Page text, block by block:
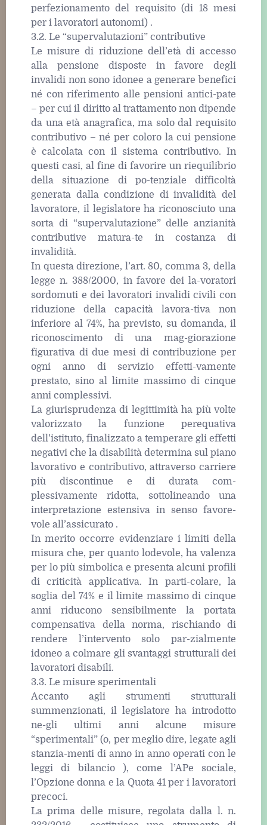
perfezionamento del requisito (di 18 mesi
per i lavoratori autonomi) .
3.2. Le “supervalutazioni” contributive
Le misure di riduzione dell’età di accesso
alla pensione disposte in favore degli
invalidi non sono idonee a generare benefici
né con riferimento alle pensioni antici-pate
– per cui il diritto al trattamento non dipende
da una età anagrafica, ma solo dal requisito
contributivo – né per coloro la cui pensione
è calcolata con il sistema contributivo. In
questi casi, al fine di favorire un riequilibrio
della situazione di po-tenziale difficoltà
generata dalla condizione di invalidità del
lavoratore, il legislatore ha riconosciuto una
sorta di “supervalutazione” delle anzianità
contributive matura-te in costanza di
invalidità.
In questa direzione, l’art. 80, comma 3, della
legge n. 388/2000, in favore dei la-voratori
sordomuti e dei lavoratori invalidi civili con
riduzione della capacità lavora-tiva non
inferiore al 74%, ha previsto, su domanda, il
riconoscimento di una mag-giorazione
figurativa di due mesi di contribuzione per
ogni anno di servizio effetti-vamente
prestato, sino al limite massimo di cinque
anni complessivi.
La giurisprudenza di legittimità ha più volte
valorizzato la funzione perequativa
dell’istituto, finalizzato a temperare gli effetti
negativi che la disabilità determina sul piano
lavorativo e contributivo, attraverso carriere
più discontinue e di durata com-
plessivamente ridotta, sottolineando una
interpretazione estensiva in senso favore-
vole all’assicurato .
In merito occorre evidenziare i limiti della
misura che, per quanto lodevole, ha valenza
per lo più simbolica e presenta alcuni profili
di criticità applicativa. In parti-colare, la
soglia del 74% e il limite massimo di cinque
anni riducono sensibilmente la portata
compensativa della norma, rischiando di
rendere l’intervento solo par-zialmente
idoneo a colmare gli svantaggi strutturali dei
lavoratori disabili.
3.3. Le misure sperimentali
Accanto agli strumenti strutturali
summenzionati, il legislatore ha introdotto
ne-gli ultimi anni alcune misure
“sperimentali” (o, per meglio dire, legate agli
stanzia-menti di anno in anno operati con le
leggi di bilancio ), come l’APe sociale,
l’Opzione donna e la Quota 41 per i lavoratori
precoci.
La prima delle misure, regolata dalla l. n.